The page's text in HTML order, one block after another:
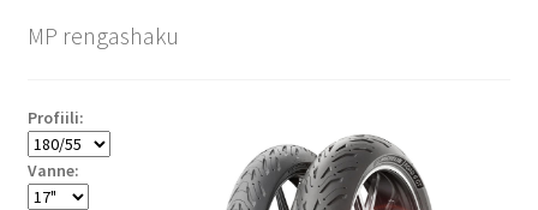
MP rengashaku
Profiili:
Vanne: